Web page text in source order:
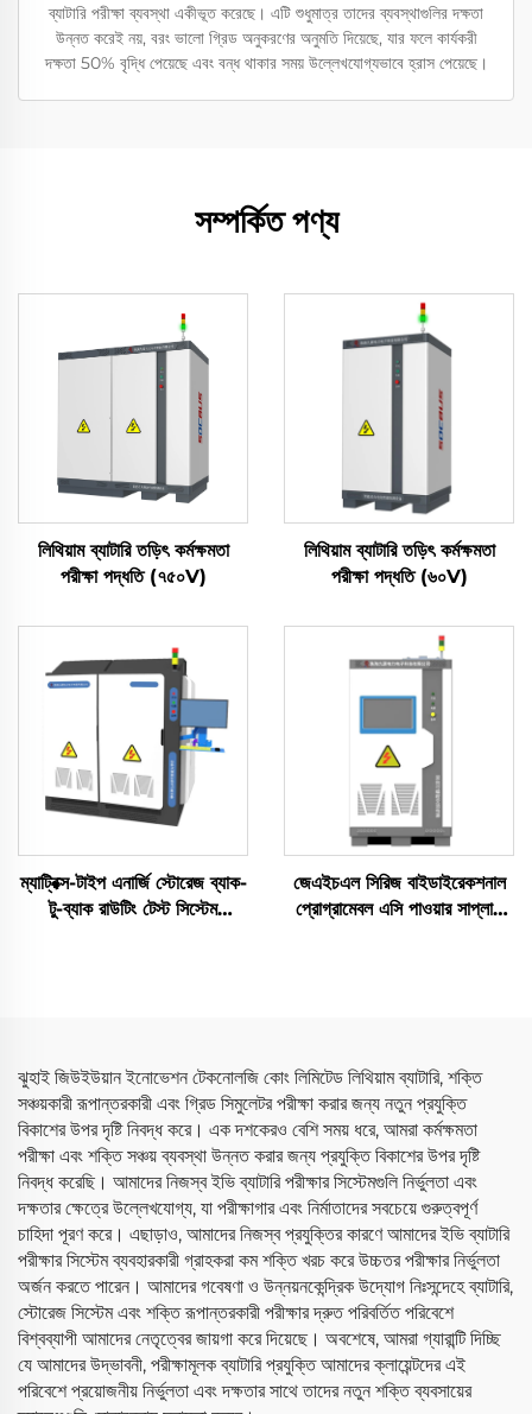
ব্যাটারি পরীক্ষা ব্যবস্থা একীভূত করেছে। এটি শুধুমাত্র তাদের ব্যবস্থাগুলির দক্ষতা
উন্নত করেই নয়, বরং ভালো গ্রিড অনুকরণের অনুমতি দিয়েছে, যার ফলে কার্যকরী
দক্ষতা 50% বৃদ্ধি পেয়েছে এবং বন্ধ থাকার সময় উল্লেখযোগ্যভাবে হ্রাস পেয়েছে।
সম্পর্কিত পণ্য
লিথিয়াম ব্যাটারি তড়িৎ কর্মক্ষমতা
পরীক্ষা পদ্ধতি (৭৫০V)
লিথিয়াম ব্যাটারি তড়িৎ কর্মক্ষমতা
পরীক্ষা পদ্ধতি (৬০V)
ম্যাট্রিক্স-টাইপ এনার্জি স্টোরেজ ব্যাক-
টু-ব্যাক রাউটিং টেস্ট সিস্টেম
জেএইচএল সিরিজ বাইডাইরেকশনাল
প্রোগ্রামেবল এসি পাওয়ার সাপ্লাই
ঝুহাই জিউইউয়ান ইনোভেশন টেকনোলজি কোং লিমিটেড লিথিয়াম ব্যাটারি, শক্তি
সঞ্চয়কারী রূপান্তরকারী এবং গ্রিড সিমুলেটর পরীক্ষা করার জন্য নতুন প্রযুক্তি
বিকাশের উপর দৃষ্টি নিবদ্ধ করে। এক দশকেরও বেশি সময় ধরে, আমরা কর্মক্ষমতা
পরীক্ষা এবং শক্তি সঞ্চয় ব্যবস্থা উন্নত করার জন্য প্রযুক্তি বিকাশের উপর দৃষ্টি
নিবদ্ধ করেছি। আমাদের নিজস্ব ইভি ব্যাটারি পরীক্ষার সিস্টেমগুলি নির্ভুলতা এবং
দক্ষতার ক্ষেত্রে উল্লেখযোগ্য, যা পরীক্ষাগার এবং নির্মাতাদের সবচেয়ে গুরুত্বপূর্ণ
চাহিদা পূরণ করে। এছাড়াও, আমাদের নিজস্ব প্রযুক্তির কারণে আমাদের ইভি ব্যাটারি
পরীক্ষার সিস্টেম ব্যবহারকারী গ্রাহকরা কম শক্তি খরচ করে উচ্চতর পরীক্ষার নির্ভুলতা
অর্জন করতে পারেন। আমাদের গবেষণা ও উন্নয়নকেন্দ্রিক উদ্যোগ নিঃসন্দেহে ব্যাটারি,
স্টোরেজ সিস্টেম এবং শক্তি রূপান্তরকারী পরীক্ষার দ্রুত পরিবর্তিত পরিবেশে
বিশ্বব্যাপী আমাদের নেতৃত্বের জায়গা করে দিয়েছে। অবশেষে, আমরা গ্যারান্টি দিচ্ছি
যে আমাদের উদ্ভাবনী, পরীক্ষামূলক ব্যাটারি প্রযুক্তি আমাদের ক্লায়েন্টদের এই
পরিবেশে প্রয়োজনীয় নির্ভুলতা এবং দক্ষতার সাথে তাদের নতুন শক্তি ব্যবসায়ের